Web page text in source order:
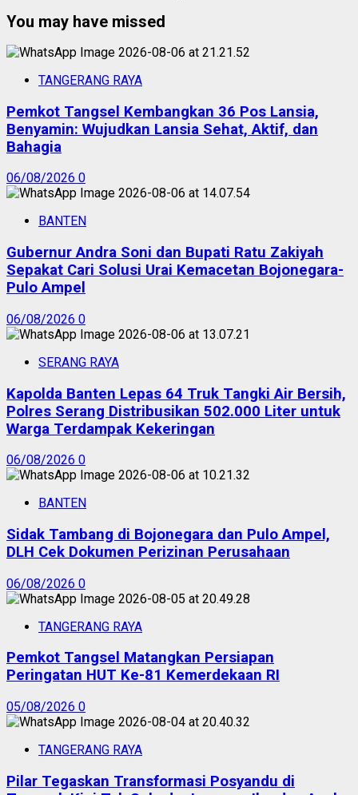
You may have missed
TANGERANG RAYA
Pemkot Tangsel Kembangkan 36 Pos Lansia,
Benyamin: Wujudkan Lansia Sehat, Aktif, dan
Bahagia
06/08/2026 0
BANTEN
Gubernur Andra Soni dan Bupati Ratu Zakiyah
Sepakat Cari Solusi Urai Kemacetan Bojonegara-
Pulo Ampel
06/08/2026 0
SERANG RAYA
Kapolda Banten Lepas 64 Truk Tangki Air Bersih,
Polres Serang Distribusikan 502.000 Liter untuk
Warga Terdampak Kekeringan
06/08/2026 0
BANTEN
Sidak Tambang di Bojonegara dan Pulo Ampel,
DLH Cek Dokumen Perizinan Perusahaan
06/08/2026 0
TANGERANG RAYA
Pemkot Tangsel Matangkan Persiapan
Peringatan HUT Ke-81 Kemerdekaan RI
05/08/2026 0
TANGERANG RAYA
Pilar Tegaskan Transformasi Posyandu di